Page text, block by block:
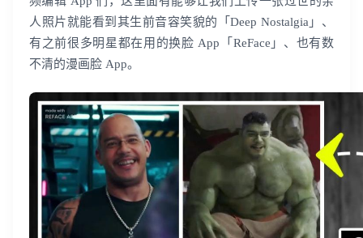
人照片就能看到其生前音容笑貌的「Deep Nostalgia」、
有之前很多明星都在用的换脸 App「ReFace」、也有数
不清的漫画脸 App。